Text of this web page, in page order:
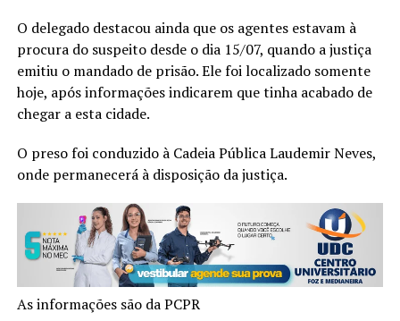
O delegado destacou ainda que os agentes estavam à
procura do suspeito desde o dia 15/07, quando a justiça
emitiu o mandado de prisão. Ele foi localizado somente
hoje, após informações indicarem que tinha acabado de
chegar a esta cidade.
O preso foi conduzido à Cadeia Pública Laudemir Neves,
onde permanecerá à disposição da justiça.
As informações são da PCPR